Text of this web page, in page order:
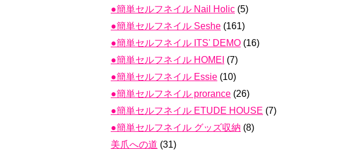
●簡単セルフネイル Nail Holic (5)
●簡単セルフネイル Seshe (161)
●簡単セルフネイル ITS' DEMO (16)
●簡単セルフネイル HOMEI (7)
●簡単セルフネイル Essie (10)
●簡単セルフネイル prorance (26)
●簡単セルフネイル ETUDE HOUSE (7)
●簡単セルフネイル グッズ収納 (8)
美爪への道 (31)